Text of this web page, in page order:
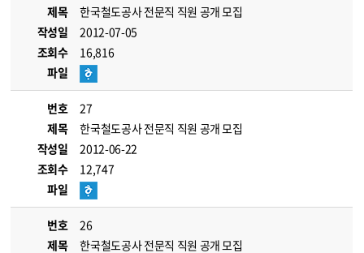
제목
한국철도공사 전문직 직원 공개 모집
작성일
2012-07-05
조회수
16,816
파일
번호
27
제목
한국철도공사 전문직 직원 공개 모집
작성일
2012-06-22
조회수
12,747
파일
번호
26
제목
한국철도공사 전문직 직원 공개 모집